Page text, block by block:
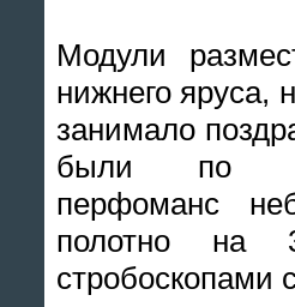
Модули
нижнего яруса,
занимало
были по
перфоманс
полотно на 3
стробоскопами